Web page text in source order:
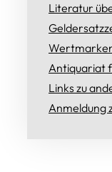
Literatur
Antiquariat
Links zu
Anmeldung